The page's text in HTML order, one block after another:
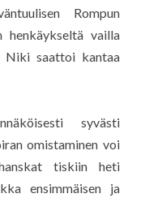
Rompun
henkäykseltä vailla
Niki saattoi kantaa
syvästi
omistaminen voi
tiskiin heti
ensimmäisen ja